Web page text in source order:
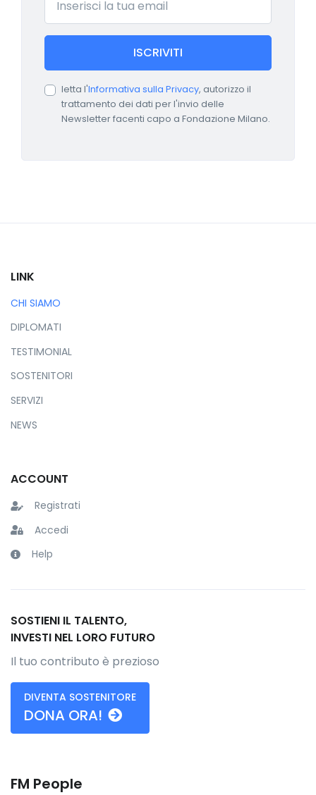
ISCRIVITI
letta l'Informativa sulla Privacy, autorizzo il
trattamento dei dati per l'invio delle
Newsletter facenti capo a Fondazione Milano.
LINK
CHI SIAMO
DIPLOMATI
TESTIMONIAL
SOSTENITORI
SERVIZI
NEWS
ACCOUNT
Registrati
Accedi
Help
SOSTIENI IL TALENTO,
INVESTI NEL LORO FUTURO
Il tuo contributo è prezioso
DIVENTA SOSTENITORE
DONA ORA!
FM People